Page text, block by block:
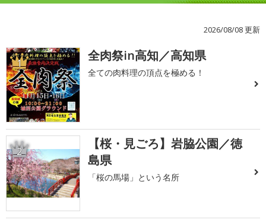
2026/08/08 更新
1 全肉祭in高知／高知県
全ての肉料理の頂点を極める！
2
【桜・見ごろ】岩脇公園／徳
島県
「桜の馬場」という名所